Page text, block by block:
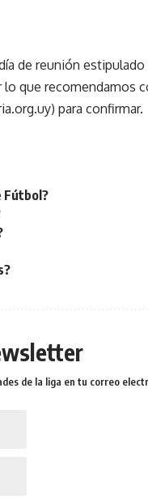
de reunión estipulado
que recomendamos
) para confirmar.
Fútbol?
de la liga en tu correo